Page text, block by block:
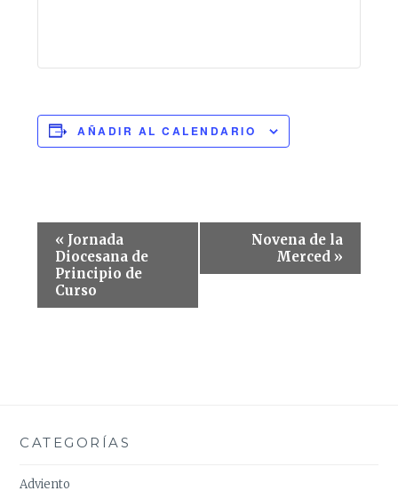
AÑADIR AL CALENDARIO
Navegación
del
Evento
« Jornada
Diocesana de
Principio de
Curso
Novena de la
Merced »
CATEGORÍAS
Adviento